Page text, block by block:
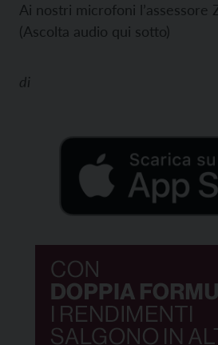
Ai nostri microfoni l’assessore
(Ascolta audio qui sotto)
di